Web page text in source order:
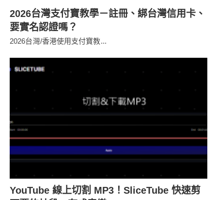
2026台灣支付寶教學－註冊、綁台灣信用卡、
要實名認證嗎？
2026台灣/香港使用支付寶教...
YouTube 線上切割 MP3！SliceTube 快速剪